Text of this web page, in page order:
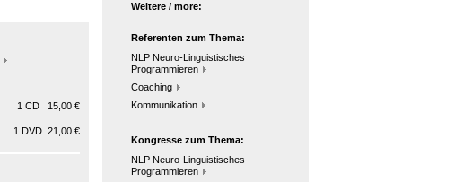
1 CD 15,00 €
1 DVD 21,00 €
Weitere / more:
Referenten zum Thema:
NLP Neuro-Linguistisches
Programmieren
Coaching
Kommunikation
Kongresse zum Thema:
NLP Neuro-Linguistisches
Programmieren